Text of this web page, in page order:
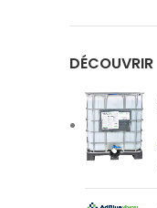
DÉCOUVRIR